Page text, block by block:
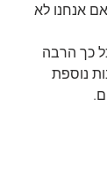
אנחנו לא
כך הרבה
נוספת